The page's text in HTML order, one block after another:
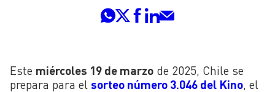
Este miércoles 19 de marzo de 2025, Chile se
prepara para el sorteo número 3.046 del Kino , el